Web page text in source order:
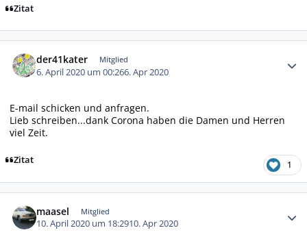
Zitat
der41kater Mitglied
6. April 2020 um 00:266. Apr 2020
E-mail schicken und anfragen.
Lieb schreiben...dank Corona haben die Damen und Herren
viel Zeit.
Zitat 1
maasel Mitglied
10. April 2020 um 18:2910. Apr 2020